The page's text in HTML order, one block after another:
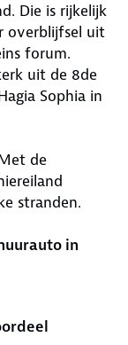
Die is rijkelijk
overblijfsel uit
forum.
uit de 8de
Sophia in
de
stranden.
in